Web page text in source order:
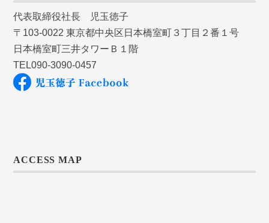
代表取締役社長 児玉徳子
〒103-0022 東京都中央区日本橋室町３丁目２番１号
日本橋室町三井タワーＢ１階
TEL090-3090-0457
ACCESS MAP